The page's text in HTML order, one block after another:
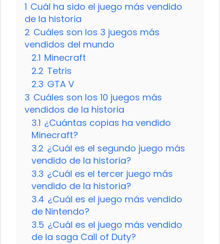
1 Cuál ha sido el juego más vendido
de la historia
2 Cuáles son los 3 juegos más
vendidos del mundo
2.1 Minecraft
2.2 Tetris
2.3 GTA V
3 Cuáles son los 10 juegos más
vendidos de la historia
3.1 ¿Cuántas copias ha vendido
Minecraft?
3.2 ¿Cuál es el segundo juego más
vendido de la historia?
3.3 ¿Cuál es el tercer juego más
vendido de la historia?
3.4 ¿Cuál es el juego más vendido
de Nintendo?
3.5 ¿Cuál es el juego más vendido
de la saga Call of Duty?